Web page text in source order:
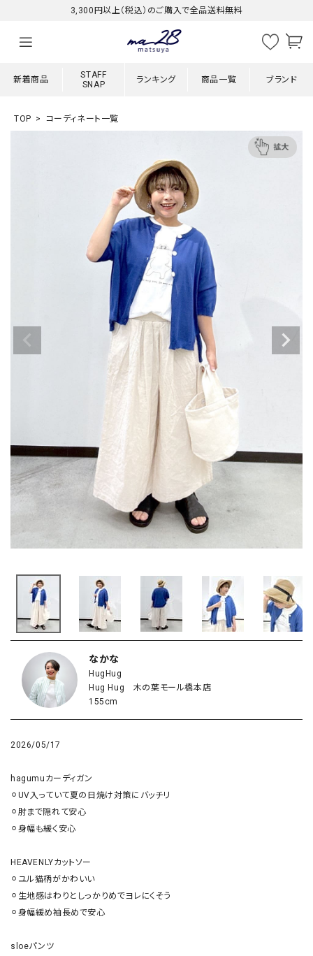
3,300円以上（税込）のご購入で全品送料無料
新着商品
STAFF
SNAP
ランキング 商品一覧 ブランド
TOP コーディネート一覧
なかな
HugHug
Hug Hug 木の葉モール橋本店
155cm
2026/05/17
hagumuカーディガン
⚪︎UV入っていて夏の日焼け対策にバッチリ
⚪︎肘まで隠れて安心
⚪︎身幅も緩く安心
HEAVENLYカットソー
⚪︎ユル猫柄がかわいい
⚪︎生地感はわりとしっかりめでヨレにくそう
⚪︎身幅緩め袖長めで安心
sloeパンツ